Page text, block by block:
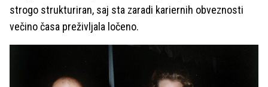
strogo strukturiran, saj sta zaradi kariernih obveznosti
večino časa preživljala ločeno.